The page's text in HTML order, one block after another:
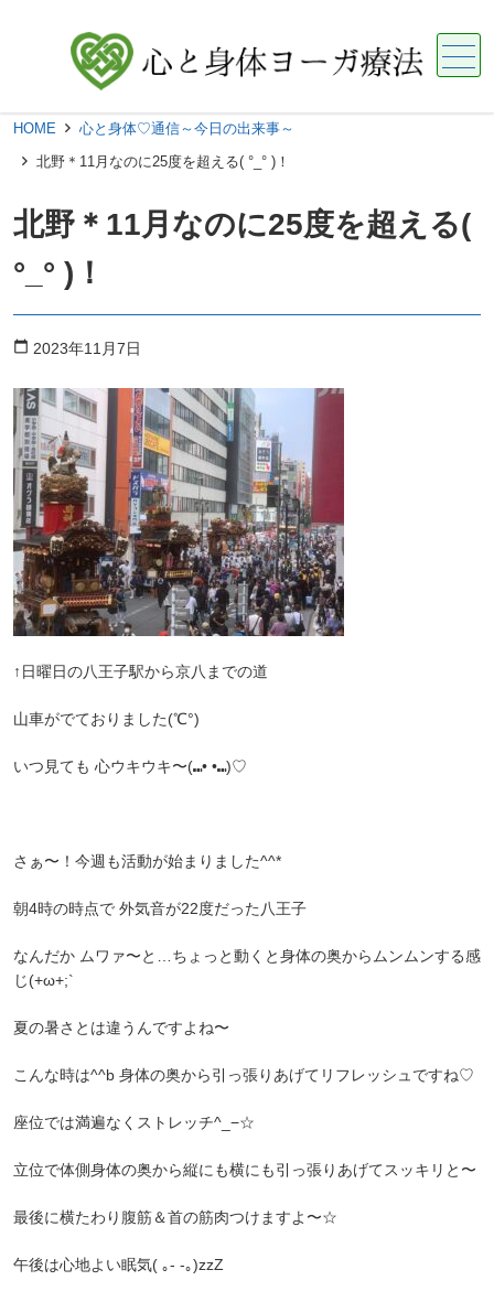
メニュー
HOME
心と身体♡通信～今日の出来事～
北野＊11月なのに25度を超える( °_° )！
北野＊11月なのに25度を超える(
°_° )！
calendar_today 2023年11月7日
↑日曜日の八王子駅から京八までの道
山車がでておりました(℃°)
いつ見ても 心ウキウキ〜(⑉• •⑉)♡
さぁ〜！今週も活動が始まりました^^*
朝4時の時点で 外気音が22度だった八王子
なんだか ムワァ〜と…ちょっと動くと身体の奥からムンムンする感
じ(+ω+;`
夏の暑さとは違うんですよね〜
こんな時は^^b 身体の奥から引っ張りあげてリフレッシュですね♡
座位では満遍なくストレッチ‪^_−‪☆
立位で体側身体の奥から縦にも横にも引っ張りあげてスッキリと〜
最後に横たわり腹筋＆首の筋肉つけますよ〜☆
午後は心地よい眠気( ｡- -｡)zzZ